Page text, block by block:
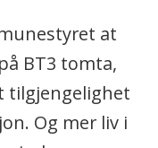
at
BT3 tomta,
tilgjengelighet
Og mer liv i